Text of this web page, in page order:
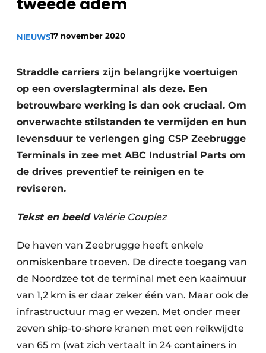
Privacy / Cookie statement
Vacature aanmelden
Video’s
NIEUWS17 november 2020
Straddle carriers zijn belangrijke voertuigen
op een overslagterminal als deze. Een
betrouwbare werking is dan ook cruciaal. Om
onverwachte stilstanden te vermijden en hun
levensduur te verlengen ging CSP Zeebrugge
Terminals in zee met ABC Industrial Parts om
de drives preventief te reinigen en te
reviseren.
Tekst en beeldValérie Couplez
De haven van Zeebrugge heeft enkele
onmiskenbare troeven. De directe toegang van
de Noordzee tot de terminal met een kaaimuur
van 1,2 km is er daar zeker één van. Maar ook de
infrastructuur mag er wezen. Met onder meer
zeven ship-to-shore kranen met een reikwijdte
van 65 m (wat zich vertaalt in 24 containers in